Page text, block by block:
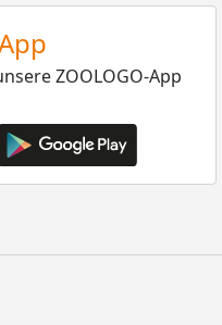
ZOOLOGO-App